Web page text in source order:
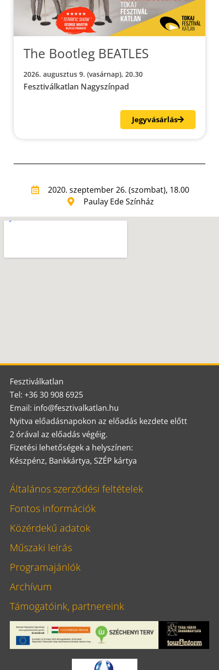
The Bootleg BEATLES
2026. augusztus 9. (vasárnap), 20.30
Fesztiválkatlan Nagyszínpad
Jegyvásárlás
2020. szeptember 26. (szombat), 18.00
Paulay Ede Színház
Fesztiválkatlan
Tel: +36 30 908 6925
Email: info@fesztivalkatlan.hu
Nyitva előadásnapokon az előadás kezdete előtt
2 órával az előadás végéig.
Fizetési lehetőségek a helyszínen:
Készpénz, Bankkártya, SZÉP kártya
Általános szerződési feltételek
Fontos információk
Közérdekű adatok
Műszaki leírás
Programajánlók
Archívum
Támogatóink, partnereink